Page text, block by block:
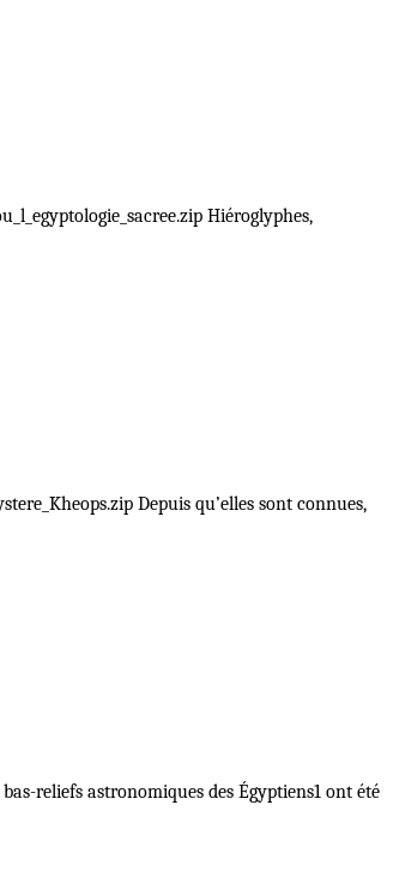
Hiéroglyphes,
Depuis qu’elles sont connues,
reliefs astronomiques des Égyptiens1 ont été